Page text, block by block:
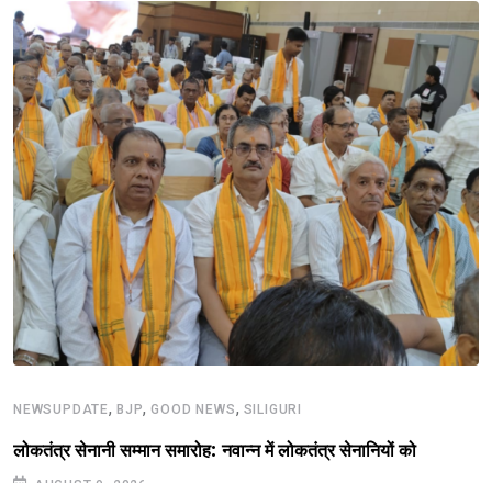
NEWSUPDATE, BJP,GOOD NEWS, SILIGURI
लोकतंत्र सेनानी सम्मान समारोह: नवान्न में लोकतंत्र सेनानियों को